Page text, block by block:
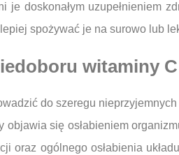
je doskonałym uzupełnieniem
spożywać je na surowo lub
witaminy
do szeregu
objawia się osłabieniem
oraz ogólnego osłabienia